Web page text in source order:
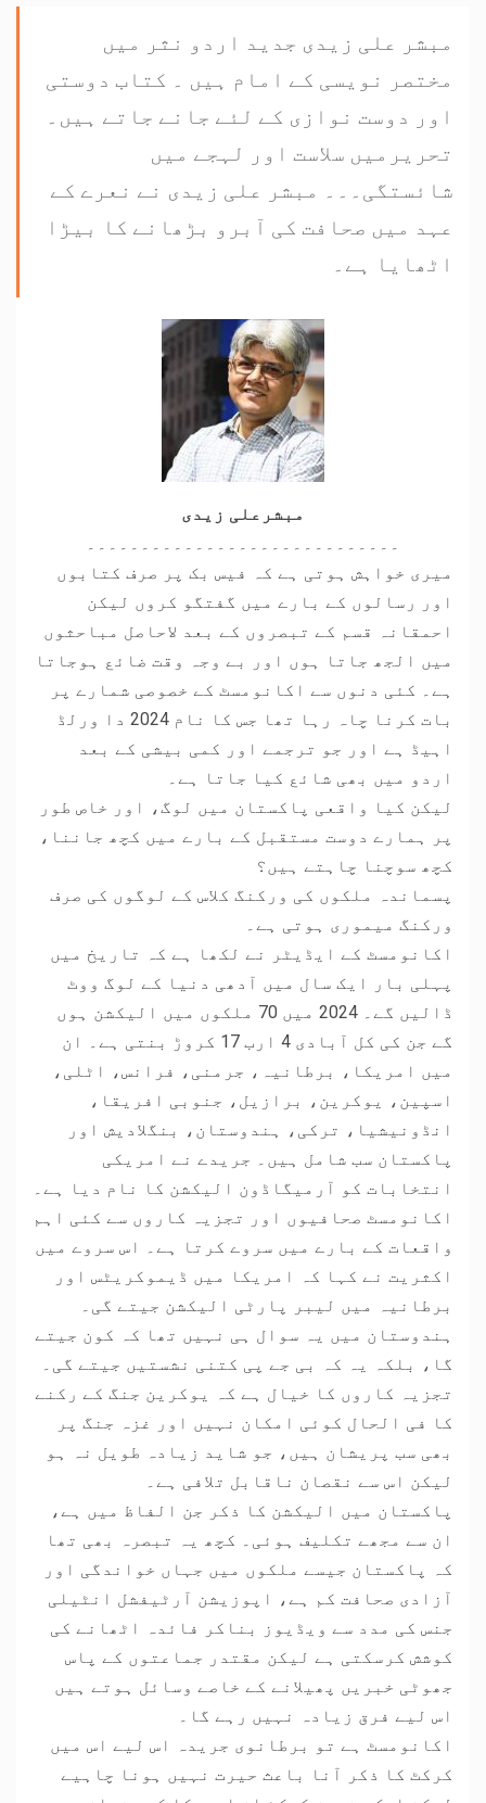
مبشر علی زیدی جدید اردو نثر میں
مختصر نویسی کے امام ہیں ۔ کتاب دوستی
اور دوست نوازی کے لئے جانے جاتے ہیں۔
تحریرمیں سلاست اور لہجے میں
شائستگی۔۔۔ مبشر علی زیدی نے نعرے کے
عہد میں صحافت کی آبرو بڑھانے کا بیڑا
اٹھایا ہے۔
مبشرعلی زیدی
میری خواہش ہوتی ہے کہ فیس بک پر صرف کتابوں
اور رسالوں کے بارے میں گفتگو کروں لیکن
احمقانہ قسم کے تبصروں کے بعد لاحاصل مباحثوں
میں الجھ جاتا ہوں اور بے وجہ وقت ضائع ہوجاتا
ہے۔ کئی دنوں سے اکانومسٹ کے خصوصی شمارے پر
بات کرنا چاہ رہا تھا جس کا نام 2024 دا ورلڈ
اہیڈ ہے اور جو ترجمے اور کمی بیشی کے بعد
اردو میں بھی شائع کیا جاتا ہے۔
لیکن کیا واقعی پاکستان میں لوگ، اور خاص طور
پر ہمارے دوست مستقبل کے بارے میں کچھ جاننا،
کچھ سوچنا چاہتے ہیں؟
پسماندہ ملکوں کی ورکنگ کلاس کے لوگوں کی صرف
ورکنگ میموری ہوتی ہے۔
اکانومسٹ کے ایڈیٹر نے لکھا ہے کہ تاریخ میں
پہلی بار ایک سال میں آدھی دنیا کے لوگ ووٹ
ڈالیں گے۔ 2024 میں 70 ملکوں میں الیکشن ہوں
گے جن کی کل آبادی 4 ارب 17 کروڑ بنتی ہے۔ ان
میں امریکا، برطانیہ، جرمنی، فرانس، اٹلی،
اسپین، یوکرین، برازیل، جنوبی افریقا،
انڈونیشیا، ترکی، ہندوستان، بنگلادیش اور
پاکستان سب شامل ہیں۔ جریدے نے امریکی
انتخابات کو آرمیگاڈون الیکشن کا نام دیا ہے۔
اکانومسٹ صحافیوں اور تجزیہ کاروں سے کئی اہم
واقعات کے بارے میں سروے کرتا ہے۔ اس سروے میں
اکثریت نے کہا کہ امریکا میں ڈیموکریٹس اور
برطانیہ میں لیبر پارٹی الیکشن جیتے گی۔
ہندوستان میں یہ سوال ہی نہیں تھا کہ کون جیتے
گا، بلکہ یہ کہ بی جے پی کتنی نشستیں جیتے گی۔
تجزیہ کاروں کا خیال ہے کہ یوکرین جنگ کے رکنے
کا فی الحال کوئی امکان نہیں اور غزہ جنگ پر
بھی سب پریشان ہیں، جو شاید زیادہ طویل نہ ہو
لیکن اس سے نقصان ناقابل تلافی ہے۔
پاکستان میں الیکشن کا ذکر جن الفاظ میں ہے،
ان سے مجھے تکلیف ہوئی۔ کچھ یہ تبصرہ بھی تھا
کہ پاکستان جیسے ملکوں میں جہاں خواندگی اور
آزادی صحافت کم ہے، اپوزیشن آرٹیفشل انٹیلی
جنس کی مدد سے ویڈیوز بناکر فائدہ اٹھانے کی
کوشش کرسکتی ہے لیکن مقتدر جماعتوں کے پاس
جھوٹی خبریں پھیلانے کے خاصے وسائل ہوتے ہیں
اس لیے فرق زیادہ نہیں رہے گا۔
اکانومسٹ ہے تو برطانوی جریدہ اس لیے اس میں
کرکٹ کا ذکر آنا باعث حیرت نہیں ہونا چاہیے